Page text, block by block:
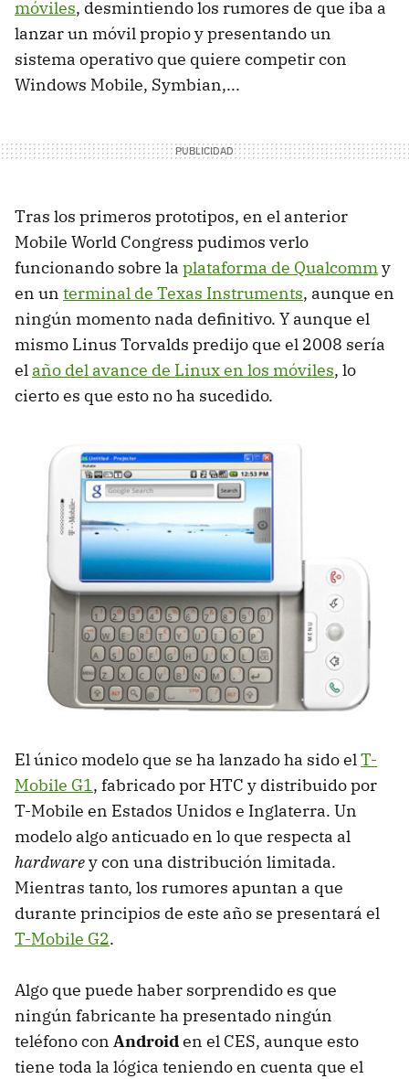
móviles, desmintiendo los rumores de que iba a
lanzar un móvil propio y presentando un
sistema operativo que quiere competir con
Windows Mobile, Symbian,...
Tras los primeros prototipos, en el anterior
Mobile World Congress pudimos verlo
funcionando sobre la plataforma de Qualcommy
en un terminal de Texas Instruments, aunque en
ningún momento nada definitivo. Y aunque el
mismo Linus Torvalds predijo que el 2008 sería
el año del avance de Linux en los móviles, lo
cierto es que esto no ha sucedido.
El único modelo que se ha lanzado ha sido elT-
Mobile G1, fabricado por HTC y distribuido por
T-Mobile en Estados Unidos e Inglaterra. Un
modelo algo anticuado en lo que respecta al
hardwarey con una distribución limitada.
Mientras tanto, los rumores apuntan a que
durante principios de este año se presentará el
T-Mobile G2.
Algo que puede haber sorprendido es que
ningún fabricante ha presentado ningún
teléfono con Androiden el CES, aunque esto
tiene toda la lógica teniendo en cuenta que el